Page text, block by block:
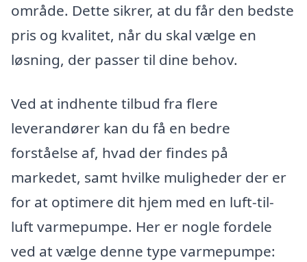
område. Dette sikrer, at du får den bedste
pris og kvalitet, når du skal vælge en
løsning, der passer til dine behov.
Ved at indhente tilbud fra flere
leverandører kan du få en bedre
forståelse af, hvad der findes på
markedet, samt hvilke muligheder der er
for at optimere dit hjem med en luft-til-
luft varmepumpe. Her er nogle fordele
ved at vælge denne type varmepumpe: